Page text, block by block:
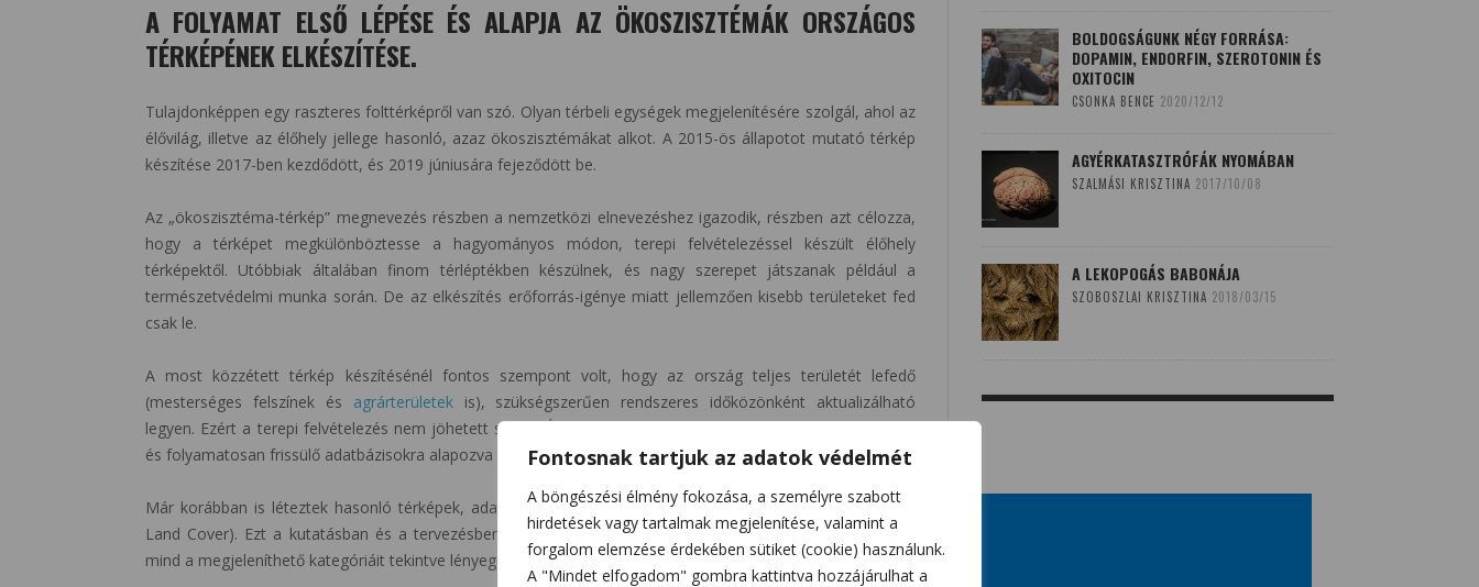
Fontosnak tartjuk az adatok védelmét
A böngészési élmény fokozása, a személyre szabott
hirdetések vagy tartalmak megjelenítése, valamint a
forgalom elemzése érdekében sütiket (cookie) használunk.
A "Mindet elfogadom" gombra kattintva hozzájárulhat a
A FOLYAMAT ELSŐ LÉPÉSE ÉS ALAPJA AZ ÖKOSZISZTÉMÁK ORSZÁGOS
TÉRKÉPÉNEK ELKÉSZÍTÉSE.
Tulajdonképpen egy raszteres folttérképről van szó. Olyan térbeli egységek megjelenítésére szolgál, ahol az
élővilág, illetve az élőhely jellege hasonló, azaz ökoszisztémákat alkot. A 2015-ös állapotot mutató térkép
készítése 2017-ben kezdődött, és 2019 júniusára fejeződött be.
Az „ökoszisztéma-térkép” megnevezés részben a nemzetközi elnevezéshez igazodik, részben azt célozza,
hogy a térképet megkülönböztesse a hagyományos módon, terepi felvételezéssel készült élőhely
térképektől. Utóbbiak általában finom térléptékben készülnek, és nagy szerepet játszanak például a
természetvédelmi munka során. De az elkészítés erőforrás-igénye miatt jellemzően kisebb területeket fed
csak le.
A most közzétett térkép készítésénél fontos szempont volt, hogy az ország teljes területét lefedő
(mesterséges felszínek és agrárterületekis), szükségszerűen rendszeres időközönként aktualizálható
legyen. Ezért a terepi felvételezés nem jöhetett szóba. Így a térkép már létező, egyéb célokra létrehozott,
és folyamatosan frissülő adatbázisokra alapozva készült el.
Már korábban is léteztek hasonló térképek, adatbázisok, például az európai felszínborítási térkép (Corine
Land Cover). Ezt a kutatásban és a tervezésben is sokoldalúan használják, de az új térkép mind térben,
mind a megjeleníthető kategóriáit tekintve lényegesen részletesebb.
BOLDOGSÁGUNK NÉGY FORRÁSA:
DOPAMIN, ENDORFIN, SZEROTONIN ÉS
OXITOCIN
CSONKA BENCE 2020/12/12
AGYÉRKATASZTRÓFÁK NYOMÁBAN
SZALMÁSI KRISZTINA 2017/10/08
A LEKOPOGÁS BABONÁJA
SZOBOSZLAI KRISZTINA 2018/03/15